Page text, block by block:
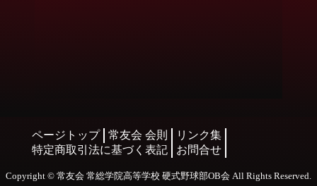
ページトップ 常友会 会則
リンク集
特定商取引法に基づく表記
お問合せ
Copyright © 常友会 常総学院高等学校 硬式野球部OB会 All Rights Reserved.